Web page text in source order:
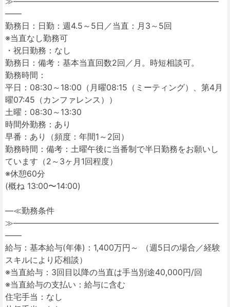
――
勤務日：日勤：週4.5～5日／当直：月3～5回
※当直なし勤務可
・祝日勤務：なし
勤務日：備考：基本当直回数2回／月。時短相談可。
勤務時間：
平日：08:30～18:00（月曜08:15（ミーティング）、第4月
曜07:45（カンファレンス））
土曜：08:30～13:30
時間外勤務：あり
早番：あり（頻度：年間1～2回）
勤務時間：備考：土曜午後に当番制で半日勤務をお願いし
ています（2～3ヶ月1回程度）
※休憩60分
(概ね 13:00〜14:00)
―≪勤務条件
≫―――――――――――――――――――――――――
――
給与：基本給与(年俸)：1,400万円～ （週5日の場合／経験
スキルにより応相談）
※当直給与：3回目以降の当直は手当別途40,000円/回
※当直給与の支払い：給与に含む
住宅手当：なし